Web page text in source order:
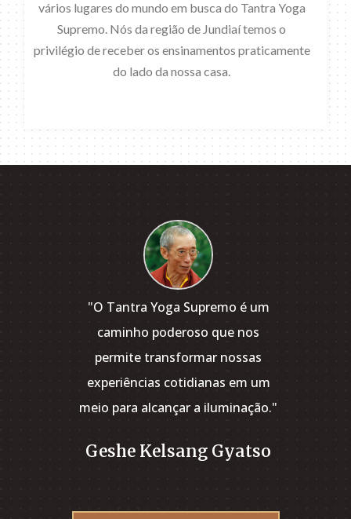
vários lugares do mundo em busca do Tantra Yoga
Supremo. Nós da região de Jundiaí temos o
privilégio de receber os ensinamentos praticamente
do lado da nossa casa.
"O Tantra Yoga Supremo é um
caminho poderoso que nos
permite transformar nossas
experiências cotidianas em um
meio para alcançar a iluminação."
Geshe Kelsang Gyatso